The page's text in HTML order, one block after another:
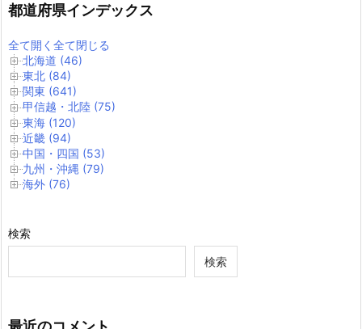
都道府県インデックス
全て開く 全て閉じる
北海道 (46)
東北 (84)
関東 (641)
甲信越・北陸 (75)
東海 (120)
近畿 (94)
中国・四国 (53)
九州・沖縄 (79)
海外 (76)
検索
検索